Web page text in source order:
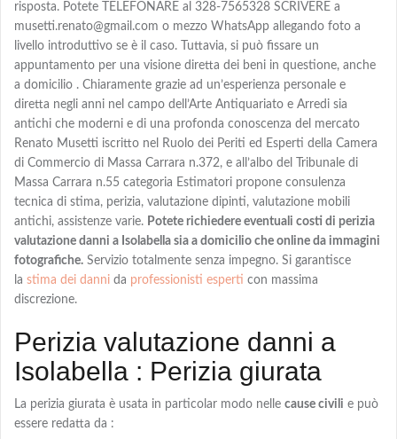
risposta. Potete TELEFONARE al 328-7565328 SCRIVERE a
musetti.renato@gmail.com o mezzo WhatsApp allegando foto a
livello introduttivo se è il caso. Tuttavia, si può fissare un
appuntamento per una visione diretta dei beni in questione, anche
a domicilio . Chiaramente grazie ad un’esperienza personale e
diretta negli anni nel campo dell’Arte Antiquariato e Arredi sia
antichi che moderni e di una profonda conoscenza del mercato
Renato Musetti iscritto nel Ruolo dei Periti ed Esperti della Camera
di Commercio di Massa Carrara n.372, e all’albo del Tribunale di
Massa Carrara n.55 categoria Estimatori propone consulenza
tecnica di stima, perizia, valutazione dipinti, valutazione mobili
antichi, assistenze varie. Potete richiedere eventuali costi di perizia
valutazione danni a Isolabella sia a domicilio che online da immagini
fotografiche. Servizio totalmente senza impegno. Si garantisce
la stima dei danni da professionisti esperti con massima
discrezione.
Perizia valutazione danni a
Isolabella : Perizia giurata
La perizia giurata è usata in particolar modo nelle cause civili e può
essere redatta da :